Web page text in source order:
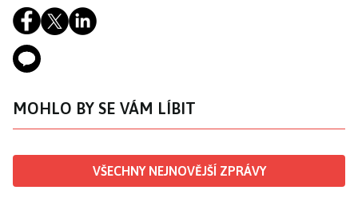
MOHLO BY SE VÁM LÍBIT
VŠECHNY NEJNOVĚJŠÍ ZPRÁVY